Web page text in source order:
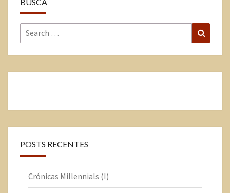
BUSCA
POSTS RECENTES
Crónicas Millennials (I)